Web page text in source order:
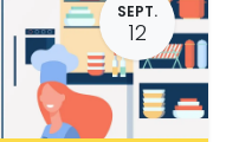
SEPT.
12